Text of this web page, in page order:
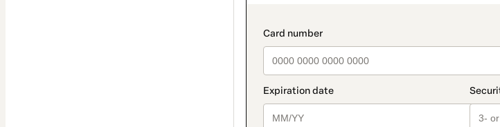
payment_data.section_title_v2
method